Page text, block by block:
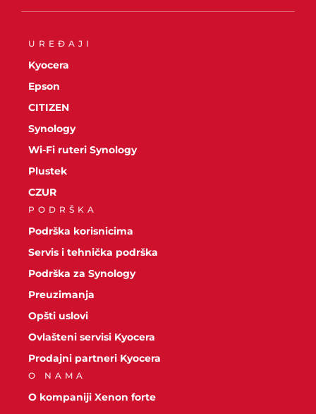
UREĐAJI
Kyocera
Epson
CITIZEN
Synology
Wi-Fi ruteri Synology
Plustek
CZUR
PODRŠKA
Podrška korisnicima
Servis i tehnička podrška
Podrška za Synology
Preuzimanja
Opšti uslovi
Ovlašteni servisi Kyocera
Prodajni partneri Kyocera
O NAMA
O kompaniji Xenon forte